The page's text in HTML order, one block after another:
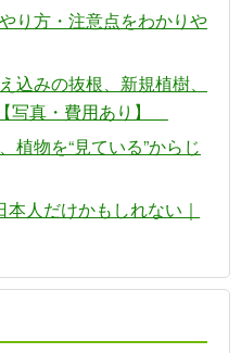
り方・注意点をわかりや
込みの抜根、新規植樹、
写真・費用あり】
植物を“見ている”からじ
本人だけかもしれない｜